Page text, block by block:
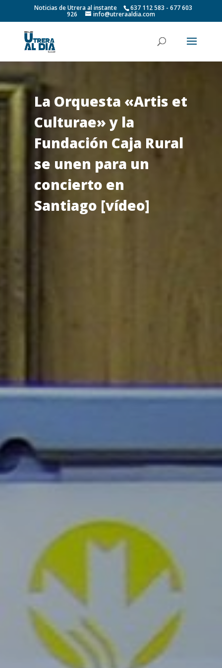
Noticias de Utrera al instante 637 112 583 - 677 603
926 info@utreraaldia.com
La Orquesta «Artis et
Culturae» y la
Fundación Caja Rural
se unen para un
concierto en
Santiago [vídeo]